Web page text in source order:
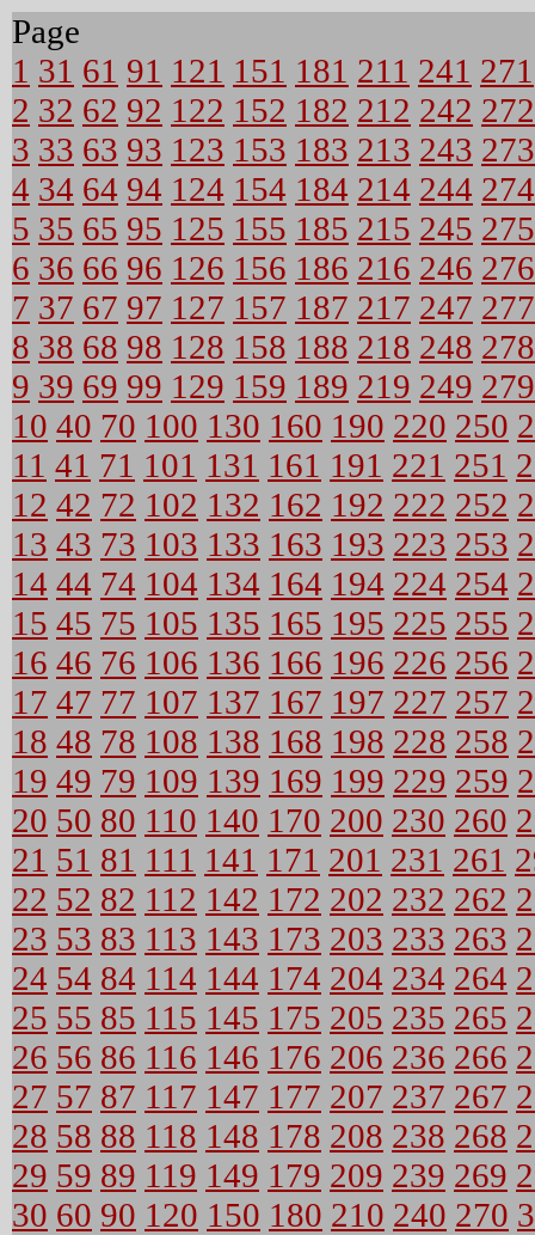
Page
1 31 61 91 121 151 181 211 241 271
2 32 62 92 122 152 182 212 242 272
3 33 63 93 123 153 183 213 243 273
4 34 64 94 124 154 184 214 244 274
5 35 65 95 125 155 185 215 245 275
6 36 66 96 126 156 186 216 246 276
7 37 67 97 127 157 187 217 247 277
8 38 68 98 128 158 188 218 248 278
9 39 69 99 129 159 189 219 249 279
10 40 70 100 130 160 190 220 250
11 41 71 101 131 161 191 221 251
12 42 72 102 132 162 192 222 252
13 43 73 103 133 163 193 223 253
14 44 74 104 134 164 194 224 254
15 45 75 105 135 165 195 225 255
16 46 76 106 136 166 196 226 256
17 47 77 107 137 167 197 227 257
18 48 78 108 138 168 198 228 258
19 49 79 109 139 169 199 229 259
20 50 80 110 140 170 200 230 260
21 51 81 111 141 171 201 231 261
22 52 82 112 142 172 202 232 262
23 53 83 113 143 173 203 233 263
24 54 84 114 144 174 204 234 264
25 55 85 115 145 175 205 235 265
26 56 86 116 146 176 206 236 266
27 57 87 117 147 177 207 237 267
28 58 88 118 148 178 208 238 268
29 59 89 119 149 179 209 239 269
30 60 90 120 150 180 210 240 270